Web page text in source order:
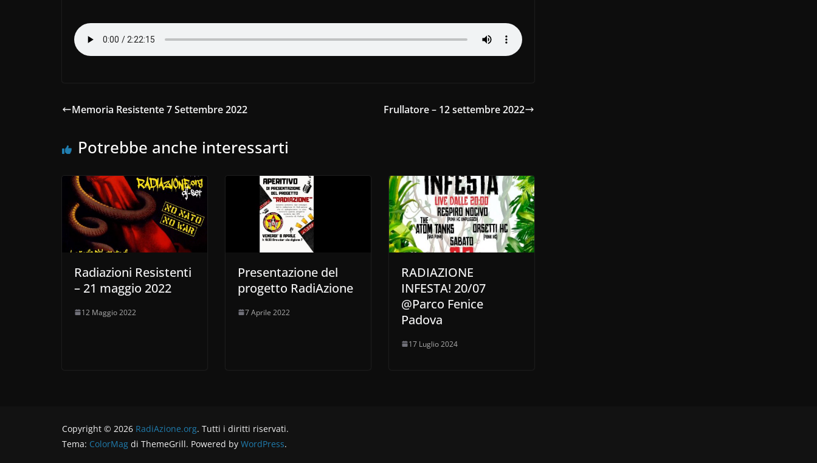
Memoria Resistente 7 Settembre 2022 Frullatore – 12 settembre 2022
Potrebbe anche interessarti
Radiazioni Resistenti
– 21 maggio 2022
12 Maggio 2022
Presentazione del
progetto RadiAzione
7 Aprile 2022
RADIAZIONE
INFESTA! 20/07
@Parco Fenice
Padova
17 Luglio 2024
Copyright © 2026 RadiAzione.org. Tutti i diritti riservati.
Tema: ColorMag di ThemeGrill. Powered by WordPress.